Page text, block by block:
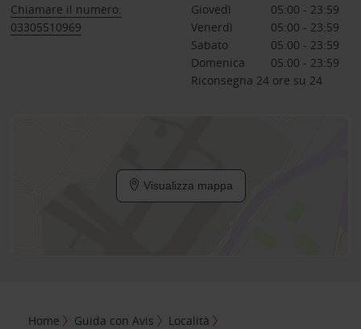
Chiamare il numero:
03305510969
Giovedì
05:00 - 23:59
Venerdì
05:00 - 23:59
Sabato
05:00 - 23:59
Domenica
05:00 - 23:59
Riconsegna 24 ore su 24
Visualizza mappa
Home Guida con Avis
Località